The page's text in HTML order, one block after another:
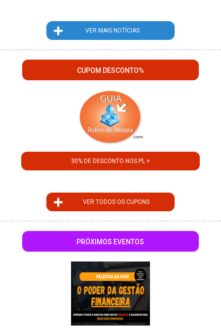
VER MAIS NOTÍCIAS
CUPOM DESCONTO%
30% DE DESCONTO NOS PL +
VER TODOS OS CUPONS
PRÓXIMOS EVENTOS